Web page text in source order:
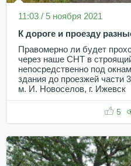
11:03 / 5 ноября 2021
К дороге и проезду
Правомерно ли будет
через наше СНТ в
непосредственно под
здания до проезжей части
м. И. Новоселов, г. Ижевск
5